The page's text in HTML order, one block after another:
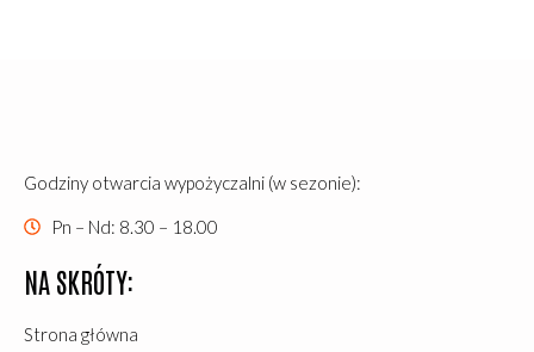
Godziny otwarcia wypożyczalni (w sezonie):
Pn – Nd: 8.30 – 18.00
NA SKRÓTY:
Strona główna